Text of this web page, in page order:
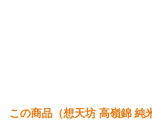
この商品（想天坊 高嶺錦